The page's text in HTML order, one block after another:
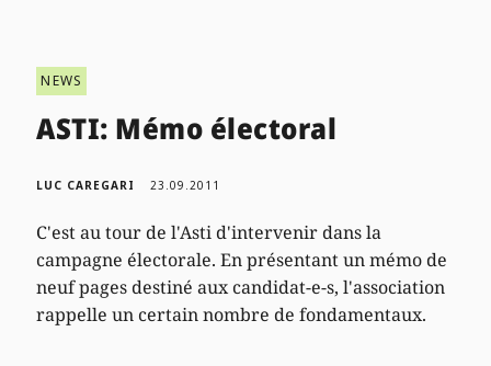
NEWS
ASTI: Mémo électoral
LUC CAREGARI 23.09.2011
C'est au tour de l'Asti d'intervenir dans la
campagne électorale. En présentant un mémo de
neuf pages destiné aux candidat-e-s, l'association
rappelle un certain nombre de fondamentaux.